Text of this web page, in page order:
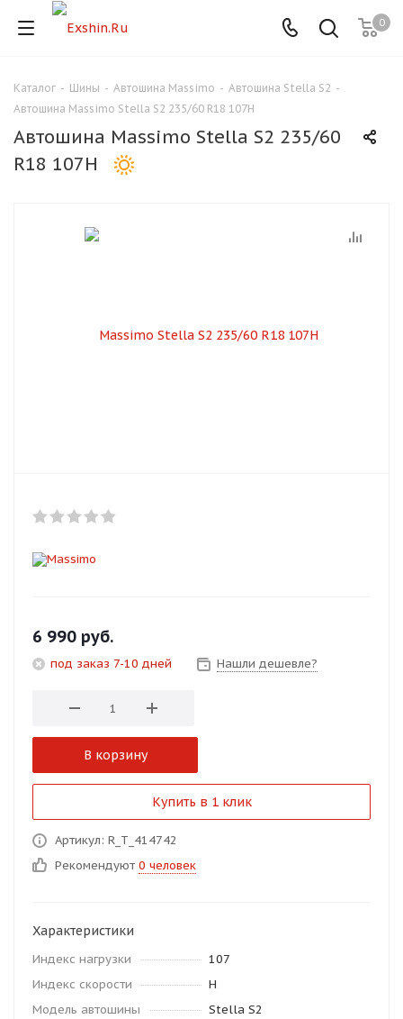
0
Каталог - Шины - Автошина Massimo - Автошина Stella S2 -
Автошина Massimo Stella S2 235/60 R18 107H
Автошина Massimo Stella S2 235/60
R18 107H
6 990 руб.
под заказ 7-10 дней Нашли дешевле?
В корзину
Купить в 1 клик
Артикул: R_T_414742
Рекомендуют 0 человек
Характеристики
Индекс нагрузки
107
Индекс скорости
H
Модель автошины
Stella S2
Для клиентов всех банков
Разбейте
оплатуна части
Оплачивайте сегодня только
Оставшиеся
% будут
% каждые 2 недели
об оплате Плайтом
недели
plait.ru